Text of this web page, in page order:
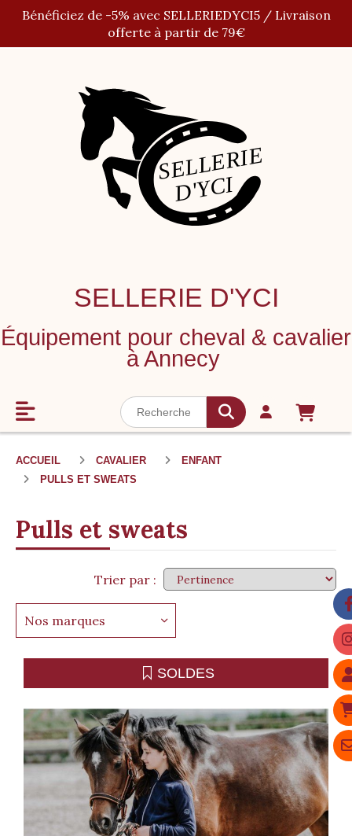
Bénéficiez de -5% avec SELLERIEDYCI5 / Livraison
offerte à partir de 79€
SELLERIE D'YCI
Équipement pour cheval & cavalier
à Annecy
ACCUEIL CAVALIER
ENFANT
PULLS ET SWEATS
Pulls et sweats
Trier par :
Nos marques
SOLDES